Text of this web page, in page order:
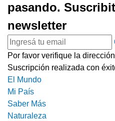
pasando.
newsletter
Por favor verifique la
Suscripción realizada con
El Mundo
Mi País
Saber Más
Naturaleza